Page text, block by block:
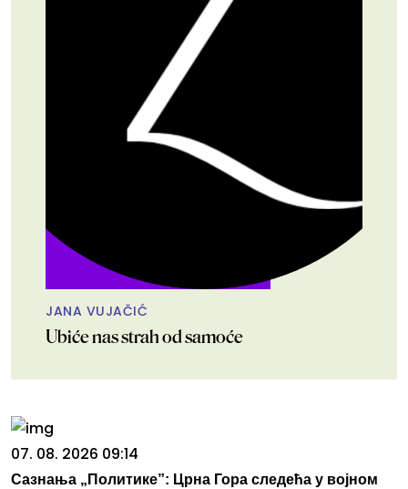
JANA VUJAČIĆ
Ubiće nas strah od samoće
07. 08. 2026 09:14
Сазнања „Политике”: Црна Гора следећа у војном